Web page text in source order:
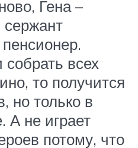
Гена –
сержант
собрать всех
то получится
но только в
А не играет
потому, что